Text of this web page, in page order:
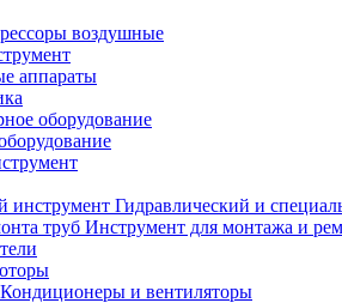
воздушные
аппараты
оборудование
Гидравлический и
Инструмент для монтажа и
Кондиционеры и вентиляторы